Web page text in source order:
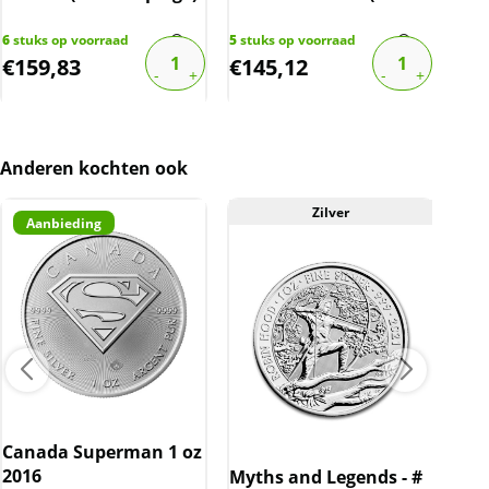
BTW
Dit product wordt verkocht met 21% btw. De
prijs op de website is inclusief 21% btw.
6stuks op voorraad
€159,83
5stuks op voorraad
€145,12
Anderen kochten ook
Aanbieding
Canada Superman 1 oz
2016
Zilver
Myths and Legends - #